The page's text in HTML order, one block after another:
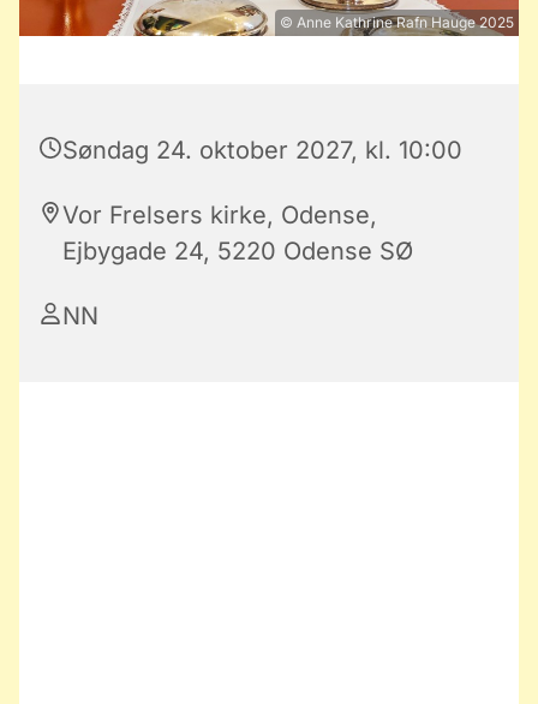
© Anne Kathrine Rafn Hauge 2025
Søndag 24. oktober 2027, kl. 10:00
Vor Frelsers kirke, Odense,
Ejbygade 24, 5220 Odense SØ
NN